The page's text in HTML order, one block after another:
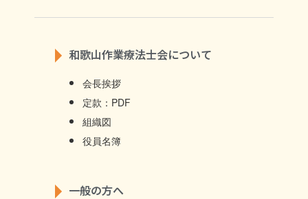
和歌山作業療法士会について
会長挨拶
定款：PDF
組織図
役員名簿
一般の方へ